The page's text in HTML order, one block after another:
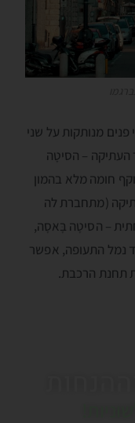
מנותקות על שני
העתיקה – הסיטָה
חומה מלא בהמון
(מתחברת לה
– הסיטָה בָּאסָה,
נמל התעופה, אפשר
תחנת הרכבת.